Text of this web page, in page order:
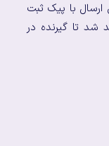
با پیک ثبت
شد تا گیرنده در